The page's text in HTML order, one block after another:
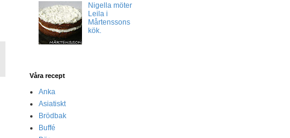
Nigella möter
Leila i
Mårtenssons
kök.
Våra recept
Anka
Asiatiskt
Brödbak
Buffé